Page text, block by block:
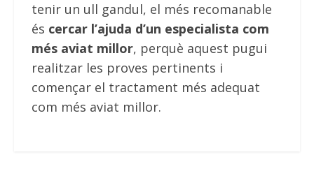
tenir un ull gandul, el més recomanable
és cercar l’ajuda d’un especialista com
més aviat millor, perquè aquest pugui
realitzar les proves pertinents i
començar el tractament més adequat
com més aviat millor.